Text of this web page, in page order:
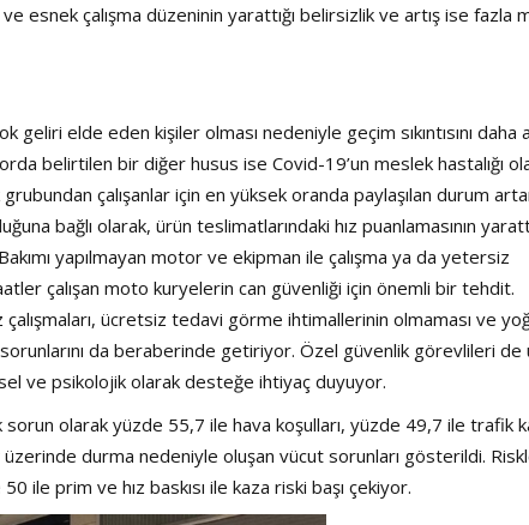
esnek çalışma düzeninin yarattığı belirsizlik ve artış ise fazla
elde eden kişiler olması nedeniyle geçim sıkıntısını daha
belirtilen bir diğer husus ise Covid-19’un meslek hastalığı
çalışanlar için en yüksek oranda paylaşılan durum
bağlı olarak, ürün teslimatlarındaki hız puanlamasının
yapılmayan motor ve ekipman ile çalışma ya da yetersiz
çalışan moto kuryelerin can güvenliği için önemli bir tehdit.
ücretsiz tedavi görme ihtimallerinin olmaması ve
sorunlarını da beraberinde getiriyor. Özel güvenlik görevlileri de
ve psikolojik olarak desteğe ihtiyaç duyuyor.
olarak yüzde 55,7 ile hava koşulları, yüzde 49,7 ile trafik
durma nedeniyle oluşan vücut sorunları gösterildi.
ile prim ve hız baskısı ile kaza riski başı çekiyor.